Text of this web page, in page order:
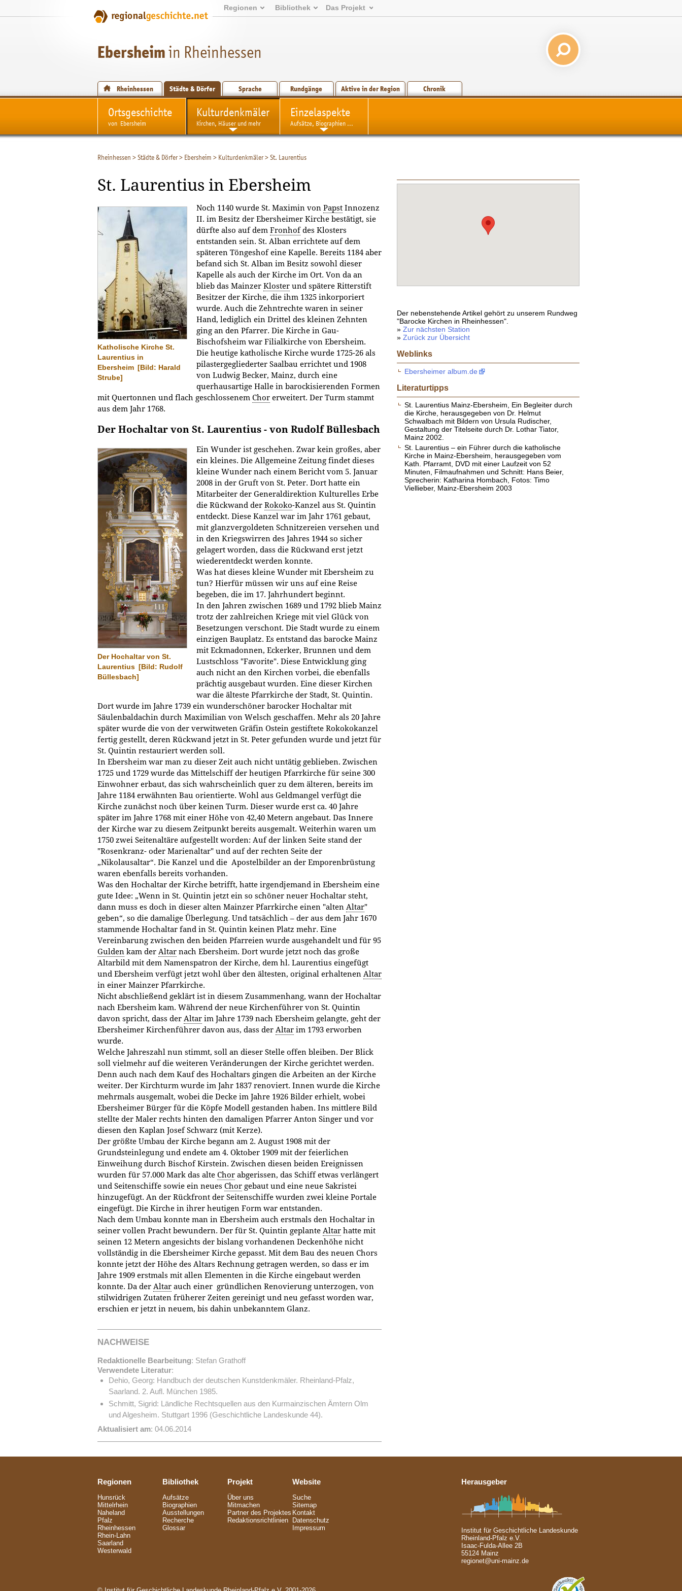
Regionen Bibliothek Das Projekt
Ebersheimin Rheinhessen
Rheinhessen Städte & Dörfer Sprache Rundgänge Aktive in der Region Chronik
Ortsgeschichte
von Ebersheim
Kulturdenkmäler
Kirchen, Häuser und mehr
Einzelaspekte
Aufsätze, Biographien ...
Rheinhessen >Städte & Dörfer> Ebersheim > Kulturdenkmäler>St. Laurentius
St. Laurentius in Ebersheim
Katholische Kirche St.
Laurentius in
Ebersheim [Bild: Harald
Strube]
Noch 1140 wurde St. Maximin von Papst Innozenz
II. im Besitz der Ebersheimer Kirche bestätigt, sie
dürfte also auf dem Fronhofdes Klosters
entstanden sein. St. Alban errichtete auf dem
späteren Töngeshof eine Kapelle. Bereits 1184 aber
befand sich St. Alban im Besitz sowohl dieser
Kapelle als auch der Kirche im Ort. Von da an
blieb das Mainzer Kloster und spätere Ritterstift
Besitzer der Kirche, die ihm 1325 inkorporiert
wurde. Auch die Zehntrechte waren in seiner
Hand, lediglich ein Drittel des kleinen Zehnten
ging an den Pfarrer. Die Kirche in Gau-
Bischofsheim war Filialkirche von Ebersheim.
Die heutige katholische Kirche wurde 1725-26 als
pilastergegliederter Saalbau errichtet und 1908
von Ludwig Becker, Mainz, durch eine
querhausartige Halle in barockisierenden Formen
mit Quertonnen und flach geschlossenem Chor erweitert. Der Turm stammt
aus dem Jahr 1768.
Der Hochaltar von St. Laurentius - von Rudolf Büllesbach
Der Hochaltar von St.
Laurentius [Bild: Rudolf
Büllesbach]
Ein Wunder ist geschehen. Zwar kein großes, aber
ein kleines. Die Allgemeine Zeitung findet dieses
kleine Wunder nach einem Bericht vom 5. Januar
2008 in der Gruft von St. Peter. Dort hatte ein
Mitarbeiter der Generaldirektion Kulturelles Erbe
die Rückwand der Rokoko-Kanzel aus St. Quintin
entdeckt. Diese Kanzel war im Jahr 1761 gebaut,
mit glanzvergoldeten Schnitzereien versehen und
in den Kriegswirren des Jahres 1944 so sicher
gelagert worden, dass die Rückwand erst jetzt
wiederentdeckt werden konnte.
Was hat dieses kleine Wunder mit Ebersheim zu
tun? Hierfür müssen wir uns auf eine Reise
begeben, die im 17. Jahrhundert beginnt.
In den Jahren zwischen 1689 und 1792 blieb Mainz
trotz der zahlreichen Kriege mit viel Glück von
Besetzungen verschont. Die Stadt wurde zu einem
einzigen Bauplatz. Es entstand das barocke Mainz
mit Eckmadonnen, Eckerker, Brunnen und dem
Lustschloss "Favorite". Diese Entwicklung ging
auch nicht an den Kirchen vorbei, die ebenfalls
prächtig ausgebaut wurden. Eine dieser Kirchen
war die älteste Pfarrkirche der Stadt, St. Quintin.
Dort wurde im Jahre 1739 ein wunderschöner barocker Hochaltar mit
Säulenbaldachin durch Maximilian von Welsch geschaffen. Mehr als 20 Jahre
später wurde die von der verwitweten Gräfin Ostein gestiftete Rokokokanzel
fertig gestellt, deren Rückwand jetzt in St. Peter gefunden wurde und jetzt für
St. Quintin restauriert werden soll.
In Ebersheim war man zu dieser Zeit auch nicht untätig geblieben. Zwischen
1725 und 1729 wurde das Mittelschiff der heutigen Pfarrkirche für seine 300
Einwohner erbaut, das sich wahrscheinlich quer zu dem älteren, bereits im
Jahre 1184 erwähnten Bau orientierte. Wohl aus Geldmangel verfügt die
Kirche zunächst noch über keinen Turm. Dieser wurde erst ca. 40 Jahre
später im Jahre 1768 mit einer Höhe von 42,40 Metern angebaut. Das Innere
der Kirche war zu diesem Zeitpunkt bereits ausgemalt. Weiterhin waren um
1750 zwei Seitenaltäre aufgestellt worden: Auf der linken Seite stand der
"Rosenkranz- oder Marienaltar" und auf der rechten Seite der
„Nikolausaltar“. Die Kanzel und die Apostelbilder an der Emporenbrüstung
waren ebenfalls bereits vorhanden.
Was den Hochaltar der Kirche betrifft, hatte irgendjemand in Ebersheim eine
gute Idee: „Wenn in St. Quintin jetzt ein so schöner neuer Hochaltar steht,
dann muss es doch in dieser alten Mainzer Pfarrkirche einen "alten Altar"
geben“, so die damalige Überlegung. Und tatsächlich – der aus dem Jahr 1670
stammende Hochaltar fand in St. Quintin keinen Platz mehr. Eine
Vereinbarung zwischen den beiden Pfarreien wurde ausgehandelt und für 95
Gulden kam der Altar nach Ebersheim. Dort wurde jetzt noch das große
Altarbild mit dem Namenspatron der Kirche, dem hl. Laurentius eingefügt
und Ebersheim verfügt jetzt wohl über den ältesten, original erhaltenen Altar
in einer Mainzer Pfarrkirche.
Nicht abschließend geklärt ist in diesem Zusammenhang, wann der Hochaltar
nach Ebersheim kam. Während der neue Kirchenführer von St. Quintin
davon spricht, dass der Altar im Jahre 1739 nach Ebersheim gelangte, geht der
Ebersheimer Kirchenführer davon aus, dass der Altar im 1793 erworben
wurde.
Welche Jahreszahl nun stimmt, soll an dieser Stelle offen bleiben. Der Blick
soll vielmehr auf die weiteren Veränderungen der Kirche gerichtet werden.
Denn auch nach dem Kauf des Hochaltars gingen die Arbeiten an der Kirche
weiter. Der Kirchturm wurde im Jahr 1837 renoviert. Innen wurde die Kirche
mehrmals ausgemalt, wobei die Decke im Jahre 1926 Bilder erhielt, wobei
Ebersheimer Bürger für die Köpfe Modell gestanden haben. Ins mittlere Bild
stellte der Maler rechts hinten den damaligen Pfarrer Anton Singer und vor
diesen den Kaplan Josef Schwarz (mit Kerze).
Der größte Umbau der Kirche begann am 2. August 1908 mit der
Grundsteinlegung und endete am 4. Oktober 1909 mit der feierlichen
Einweihung durch Bischof Kirstein. Zwischen diesen beiden Ereignissen
wurden für 57.000 Mark das alte Chor abgerissen, das Schiff etwas verlängert
und Seitenschiffe sowie ein neues Chor gebaut und eine neue Sakristei
hinzugefügt. An der Rückfront der Seitenschiffe wurden zwei kleine Portale
eingefügt. Die Kirche in ihrer heutigen Form war entstanden.
Nach dem Umbau konnte man in Ebersheim auch erstmals den Hochaltar in
seiner vollen Pracht bewundern. Der für St. Quintin geplante Altar hatte mit
seinen 12 Metern angesichts der bislang vorhandenen Deckenhöhe nicht
vollständig in die Ebersheimer Kirche gepasst. Mit dem Bau des neuen Chors
konnte jetzt der Höhe des Altars Rechnung getragen werden, so dass er im
Jahre 1909 erstmals mit allen Elementen in die Kirche eingebaut werden
konnte. Da der Altar auch einer gründlichen Renovierung unterzogen, von
stilwidrigen Zutaten früherer Zeiten gereinigt und neu gefasst worden war,
erschien er jetzt in neuem, bis dahin unbekanntem Glanz.
NACHWEISE
Redaktionelle Bearbeitung: Stefan Grathoff
Verwendete Literatur:
Dehio, Georg: Handbuch der deutschen Kunstdenkmäler. Rheinland-Pfalz,
Saarland. 2. Aufl. München 1985.
Schmitt, Sigrid: Ländliche Rechtsquellen aus den Kurmainzischen Ämtern Olm
und Algesheim. Stuttgart 1996 (Geschichtliche Landeskunde 44).
Aktualisiert am: 04.06.2014
Der nebenstehende Artikel gehört zu unserem Rundweg
"Barocke Kirchen in Rheinhessen".
»Zur nächsten Station
»Zurück zur Übersicht
Weblinks
Ebersheimer album.de
Literaturtipps
St. Laurentius Mainz-Ebersheim, Ein Begleiter durch
die Kirche, herausgegeben von Dr. Helmut
Schwalbach mit Bildern von Ursula Rudischer,
Gestaltung der Titelseite durch Dr. Lothar Tiator,
Mainz 2002.
St. Laurentius – ein Führer durch die katholische
Kirche in Mainz-Ebersheim, herausgegeben vom
Kath. Pfarramt, DVD mit einer Laufzeit von 52
Minuten, Filmaufnahmen und Schnitt: Hans Beier,
Sprecherin: Katharina Hombach, Fotos: Timo
Viellieber, Mainz-Ebersheim 2003
Regionen
Hunsrück
Mittelrhein
Naheland
Pfalz
Rheinhessen
Rhein-Lahn
Saarland
Westerwald
Bibliothek
Aufsätze
Biographien
Ausstellungen
Recherche
Glossar
Projekt
Über uns
Mitmachen
Partner des Projektes
Redaktionsrichtlinien
Website
Suche
Sitemap
Kontakt
Datenschutz
Impressum
Herausgeber
Institut für Geschichtliche Landeskunde
Rheinland-Pfalz e.V.
Isaac-Fulda-Allee 2B
55124 Mainz
regionet@uni-mainz.de